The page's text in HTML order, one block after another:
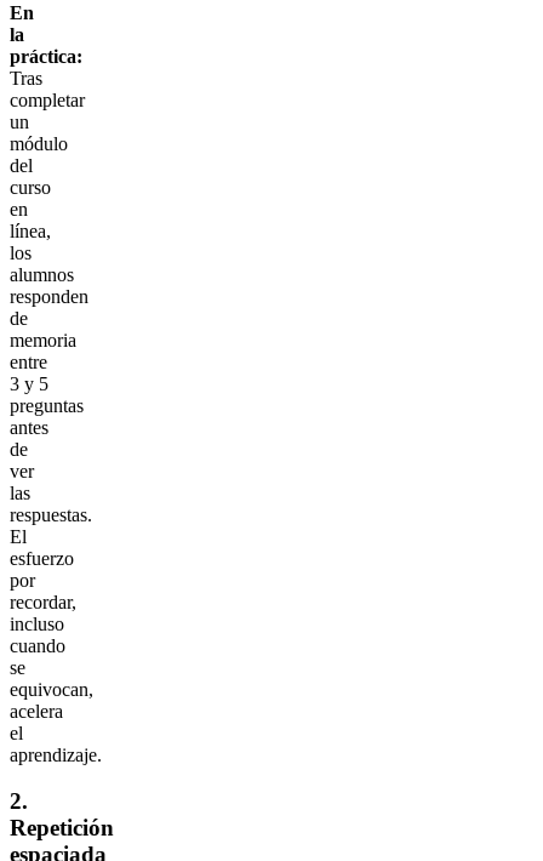
En
la
práctica:
Tras
completar
un
módulo
del
curso
en
línea,
los
alumnos
responden
de
memoria
entre
3 y 5
preguntas
antes
de
ver
las
respuestas.
El
esfuerzo
por
recordar,
incluso
cuando
se
equivocan,
acelera
el
aprendizaje.
2.
Repetición
espaciada